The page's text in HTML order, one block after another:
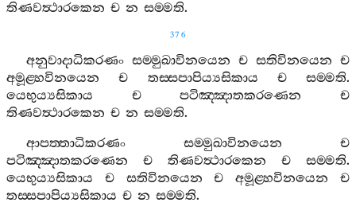
තිණවත්‍ථාරකෙන ච න සම‍්මති.
376
අනුවාදාධිකරණං සම‍්මුඛාවිනයෙන ච සතිවිනයෙන ච
අමූළ‍්හවිනයෙන
ච තස‍්සපාපිය්‍යසිකාය ච සම‍්මති.
යෙභුය්‍යසිකාය
ච පටිඤ‍්ඤාතකරණෙන
ච
තිණවත්‍ථාරකෙන ච න සම‍්මති.
ආපත‍්තාධිකරණං
සම‍්මුඛාවිනයෙන
ච
පටිඤ‍්ඤාතකරණෙන
ච තිණවත්‍ථාරකෙන ච සම‍්මති.
යෙභුය්‍යසිකාය
ච සතිවිනයෙන ච අමූළ‍්හවිනයෙන
ච
තස‍්සපාපිය්‍යසිකාය ච න සම‍්මති.